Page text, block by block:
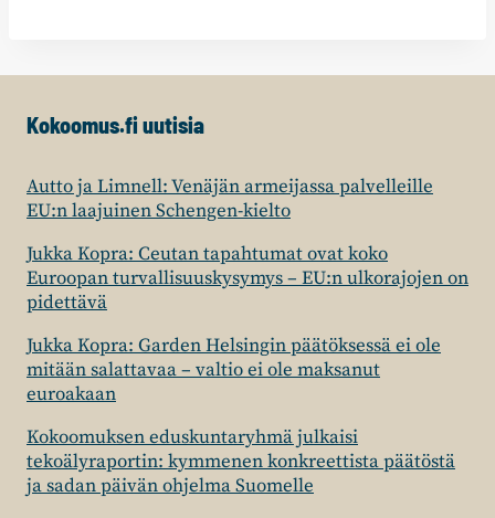
Kokoomus.fi uutisia
Autto ja Limnell: Venäjän armeijassa palvelleille
EU:n laajuinen Schengen-kielto
Jukka Kopra: Ceutan tapahtumat ovat koko
Euroopan turvallisuuskysymys – EU:n ulkorajojen on
pidettävä
Jukka Kopra: Garden Helsingin päätöksessä ei ole
mitään salattavaa – valtio ei ole maksanut
euroakaan
Kokoomuksen eduskuntaryhmä julkaisi
tekoälyraportin: kymmenen konkreettista päätöstä
ja sadan päivän ohjelma Suomelle